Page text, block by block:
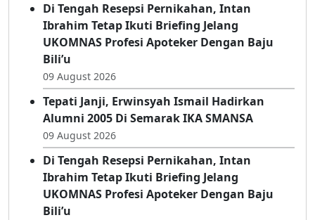
Di Tengah Resepsi Pernikahan, Intan
Ibrahim Tetap Ikuti Briefing Jelang
UKOMNAS Profesi Apoteker Dengan Baju
Bili’u
09 August 2026
Tepati Janji, Erwinsyah Ismail Hadirkan
Alumni 2005 Di Semarak IKA SMANSA
09 August 2026
Di Tengah Resepsi Pernikahan, Intan
Ibrahim Tetap Ikuti Briefing Jelang
UKOMNAS Profesi Apoteker Dengan Baju
Bili’u